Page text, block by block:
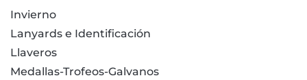
Invierno
Lanyards e Identificación
Llaveros
Medallas-Trofeos-Galvanos